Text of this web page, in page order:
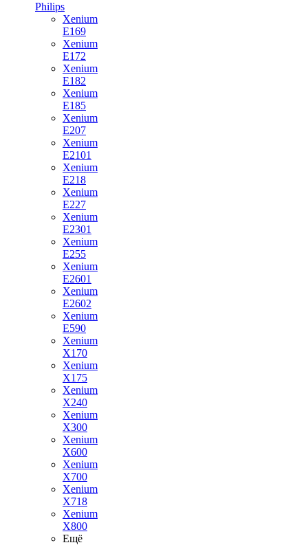
Philips
Xenium
E169
Xenium
E172
Xenium
E182
Xenium
E185
Xenium
E207
Xenium
E2101
Xenium
E218
Xenium
E227
Xenium
E2301
Xenium
E255
Xenium
E2601
Xenium
E2602
Xenium
E590
Xenium
X170
Xenium
X175
Xenium
X240
Xenium
X300
Xenium
X600
Xenium
X700
Xenium
X718
Xenium
X800
Ещё